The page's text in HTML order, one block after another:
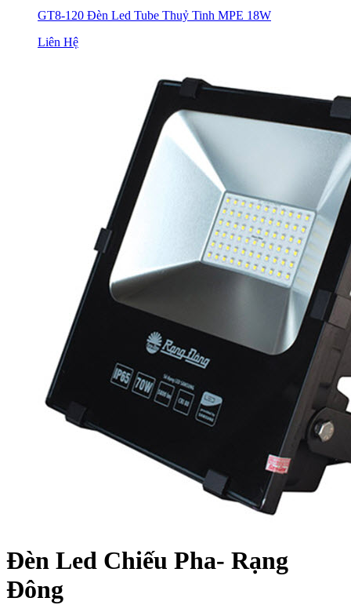
GT8-120 Đèn Led Tube Thuỷ Tinh MPE 18W
Liên Hệ
Đèn Led Chiếu Pha- Rạng
Đông